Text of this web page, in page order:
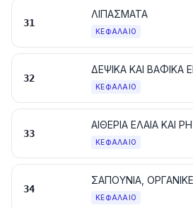
31
ΛΙΠΑΣΜΑΤΑ
ΚΕΦΆΛΑΙΟ
32
ΚΕΦΆΛΑΙΟ
33
ΚΕΦΆΛΑΙΟ
34
ΚΕΦΆΛΑΙΟ